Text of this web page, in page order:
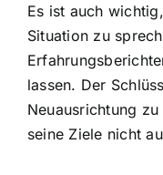
Es ist auch
Situation zu
lassen. Der
Neuausrichtung
seine Ziele nicht